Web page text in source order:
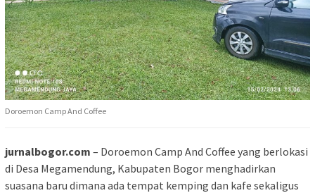
Doroemon Camp And Coffee
jurnalbogor.com – Doroemon Camp And Coffee yang berlokasi
di Desa Megamendung, Kabupaten Bogor menghadirkan
suasana baru dimana ada tempat kemping dan kafe sekaligus